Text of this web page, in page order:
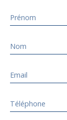
Prénom
Nom
Email
Téléphone